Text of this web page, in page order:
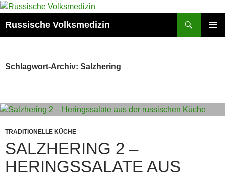
Zum
springen
Russische Volksmedizin
Schlagwort-Archiv: Salzhering
TRADITIONELLE KÜCHE
SALZHERING 2 –
HERINGSSALATE AUS